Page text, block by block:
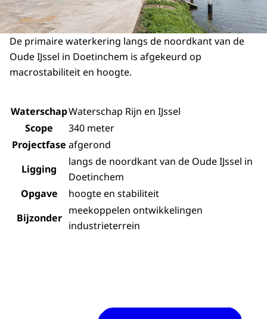
De primaire waterkering langs de noordkant van de
Oude IJssel in Doetinchem is afgekeurd op
macrostabiliteit en hoogte.
WaterschapWaterschap Rijn en IJssel
Scope
340 meter
Projectfase afgerond
Ligging
langs de noordkant van de Oude IJssel in
Doetinchem
Opgave
hoogte en stabiliteit
Bijzonder
meekoppelen ontwikkelingen
industrieterrein